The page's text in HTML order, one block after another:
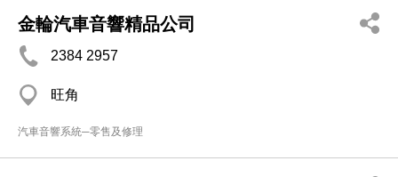
金輪汽車音響精品公司
2384 2957
旺角
汽車音響系統─零售及修理